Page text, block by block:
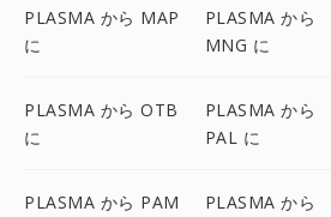
PLASMA から MAP
に
PLASMA から
MNG に
PLASMA から OTB
に
PLASMA から
PAL に
PLASMA から PAM
PLASMA から